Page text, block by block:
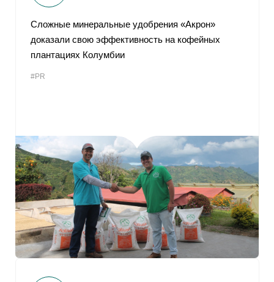
Сложные минеральные удобрения «Акрон»
доказали свою эффективность на кофейных
плантациях Колумбии
#PR